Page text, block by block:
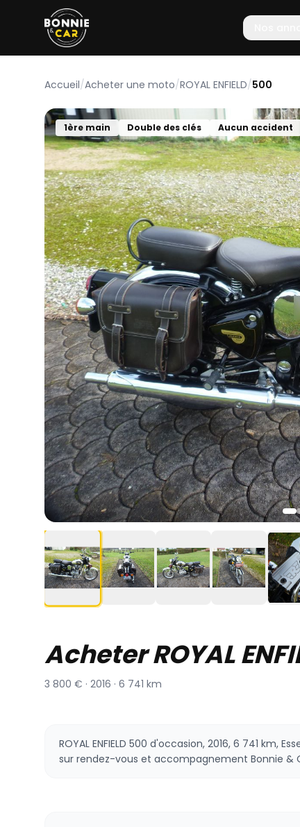
Accueil/Acheter une moto/ROYAL ENFIELD/500
1ère main Double des clés Aucun accident
Acheter ROYAL
3 800 € · 2016 · 6 741 km
ROYAL ENFIELD 500 d'occasion, 2016, 6 741 km,
sur rendez-vous et accompagnement Bonnie &